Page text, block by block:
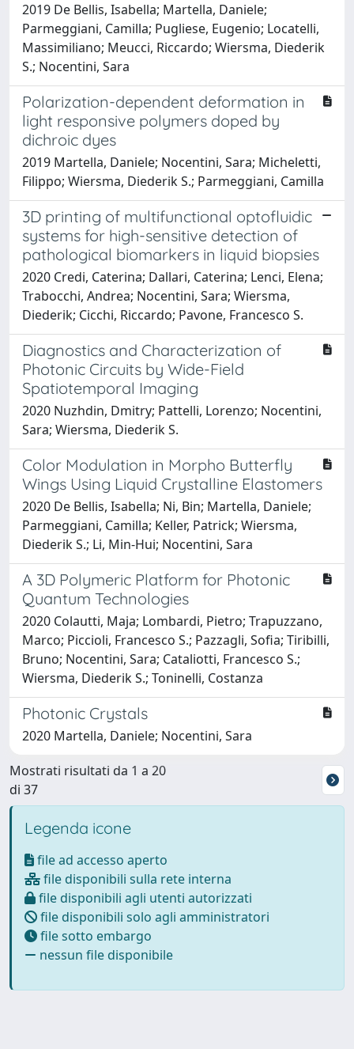
2019 De Bellis, Isabella; Martella, Daniele;
Parmeggiani, Camilla; Pugliese, Eugenio; Locatelli,
Massimiliano; Meucci, Riccardo; Wiersma, Diederik
S.; Nocentini, Sara
Polarization-dependent deformation in
light responsive polymers doped by
dichroic dyes
2019 Martella, Daniele; Nocentini, Sara; Micheletti,
Filippo; Wiersma, Diederik S.; Parmeggiani, Camilla
3D printing of multifunctional optofluidic
systems for high-sensitive detection of
pathological biomarkers in liquid biopsies
2020 Credi, Caterina; Dallari, Caterina; Lenci, Elena;
Trabocchi, Andrea; Nocentini, Sara; Wiersma,
Diederik; Cicchi, Riccardo; Pavone, Francesco S.
Diagnostics and Characterization of
Photonic Circuits by Wide-Field
Spatiotemporal Imaging
2020 Nuzhdin, Dmitry; Pattelli, Lorenzo; Nocentini,
Sara; Wiersma, Diederik S.
Color Modulation in Morpho Butterfly
Wings Using Liquid Crystalline Elastomers
2020 De Bellis, Isabella; Ni, Bin; Martella, Daniele;
Parmeggiani, Camilla; Keller, Patrick; Wiersma,
Diederik S.; Li, Min-Hui; Nocentini, Sara
A 3D Polymeric Platform for Photonic
Quantum Technologies
2020 Colautti, Maja; Lombardi, Pietro; Trapuzzano,
Marco; Piccioli, Francesco S.; Pazzagli, Sofia; Tiribilli,
Bruno; Nocentini, Sara; Cataliotti, Francesco S.;
Wiersma, Diederik S.; Toninelli, Costanza
Photonic Crystals
2020 Martella, Daniele; Nocentini, Sara
Mostrati risultati da 1 a 20
di 37
Legenda icone
file ad accesso aperto
file disponibili sulla rete interna
file disponibili agli utenti autorizzati
file disponibili solo agli amministratori
file sotto embargo
nessun file disponibile